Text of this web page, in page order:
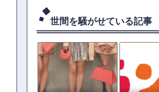
世間を騒がせている記事